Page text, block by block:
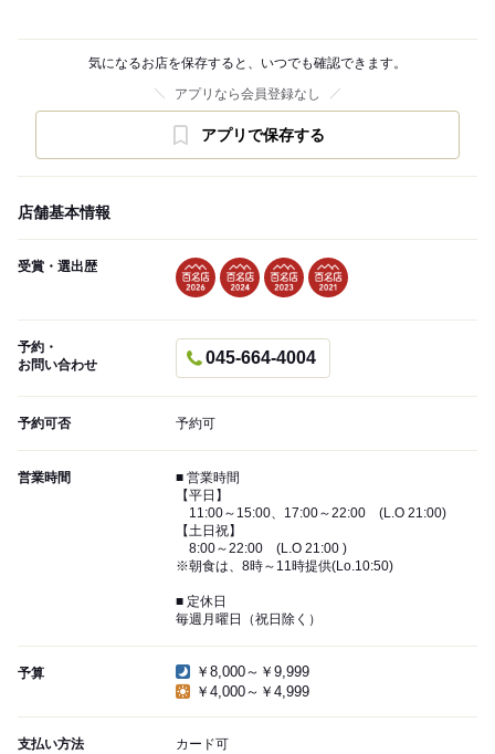
気になるお店を保存すると、いつでも確認できます。
アプリなら会員登録なし
アプリで保存する
店舗基本情報
受賞・選出歴
予約・
お問い合わせ
045-664-4004
予約可否 予約可
営業時間
■ 営業時間
【平日】
11:00～15:00、17:00～22:00 (L.O 21:00)
【土日祝】
8:00～22:00 (L.O 21:00 )
※朝食は、8時～11時提供(Lo.10:50)
■ 定休日
毎週月曜日（祝日除く）
予算
￥8,000～￥9,999
￥4,000～￥4,999
支払い方法
カード可